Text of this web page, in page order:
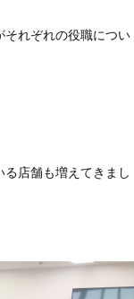
れぞれの役職につい
店舗も増えてきまし